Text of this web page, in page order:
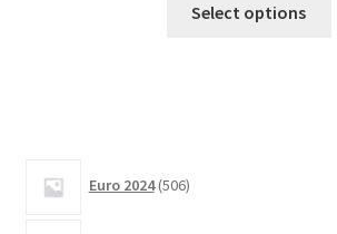
Select options
Euro 2024 506izdelkov